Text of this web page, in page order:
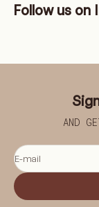
Follow us on
AND
E-mail